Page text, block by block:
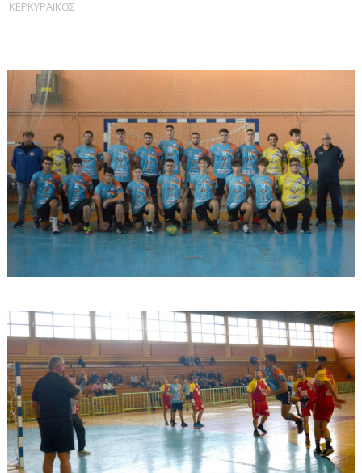
ΚΕΡΚΥΡΑΙΚΟΣ